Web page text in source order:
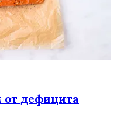
дефицита